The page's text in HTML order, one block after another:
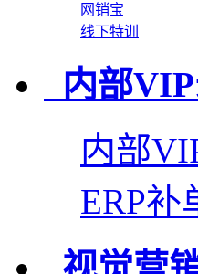
网销宝
线下特训
内部
内部
ERP补